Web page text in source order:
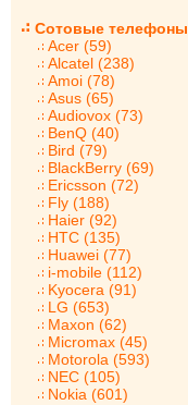
Сотовые телефоны
Acer (59)
Alcatel (238)
Amoi (78)
Asus (65)
Audiovox (73)
BenQ (40)
Bird (79)
BlackBerry (69)
Ericsson (72)
Fly (188)
Haier (92)
HTC (135)
Huawei (77)
i-mobile (112)
Kyocera (91)
LG (653)
Maxon (62)
Micromax (45)
Motorola (593)
NEC (105)
Nokia (601)